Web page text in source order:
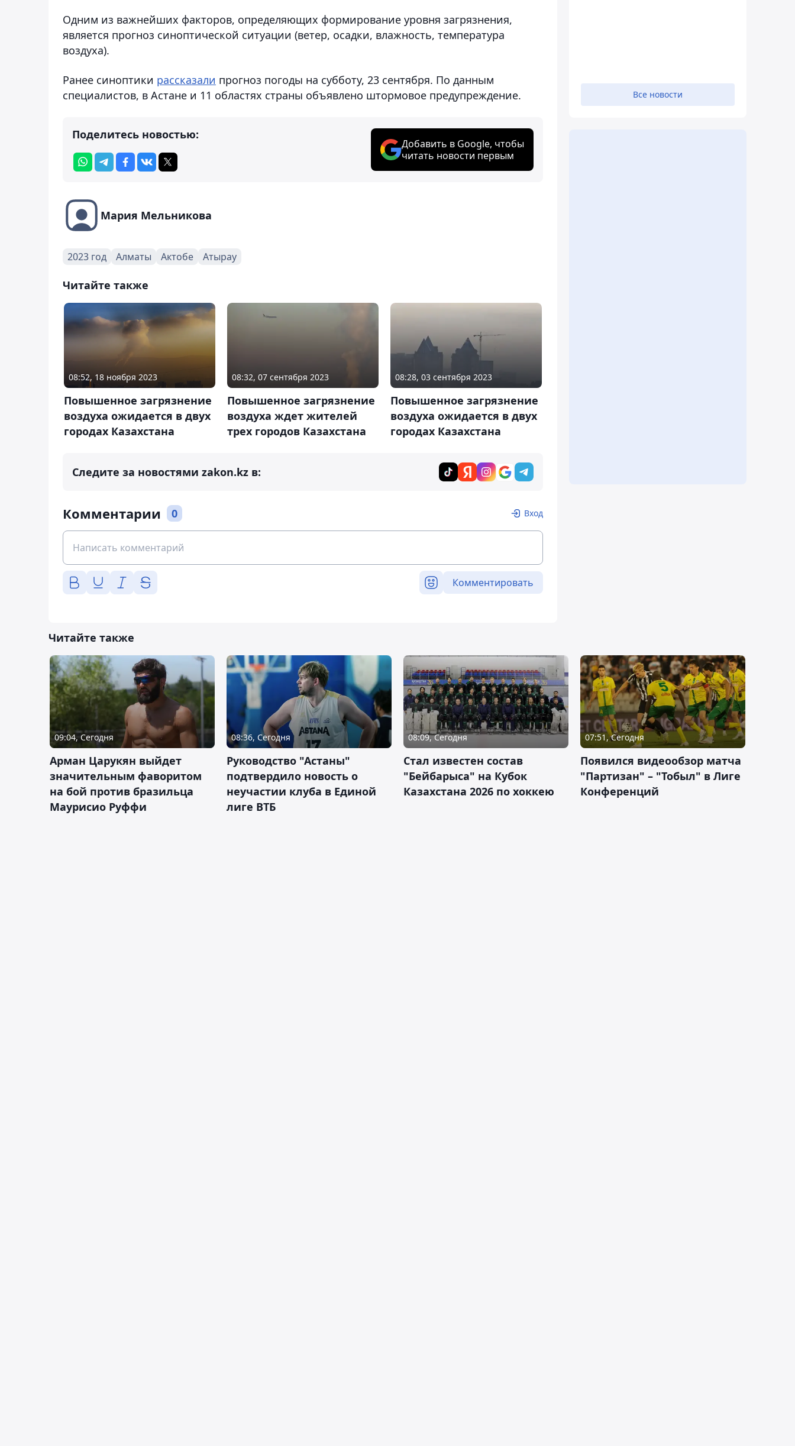
Одним из важнейших факторов, определяющих формирование уровня загрязнения,
является прогноз синоптической ситуации (ветер, осадки, влажность, температура
воздуха).
Ранее синоптики рассказали прогноз погоды на субботу, 23 сентября. По данным
специалистов, в Астане и 11 областях страны объявлено штормовое предупреждение.
Поделитесь новостью:
Добавить в Google, чтобы
читать новости первым
Мария Мельникова
2023 год Алматы Актобе Атырау
Читайте также
08:52, 18 ноября 2023
Повышенное загрязнение
воздуха ожидается в двух
городах Казахстана
08:32, 07 сентября 2023
Повышенное загрязнение
воздуха ждет жителей
трех городов Казахстана
08:28, 03 сентября 2023
Повышенное загрязнение
воздуха ожидается в двух
городах Казахстана
Следите за новостями zakon.kz в:
Комментарии 0 Вход
Комментировать
Все новости
Читайте также
09:04, Сегодня
Арман Царукян выйдет
значительным фаворитом
на бой против бразильца
Маурисио Руффи
08:36, Сегодня
Руководство "Астаны"
подтвердило новость о
неучастии клуба в Единой
лиге ВТБ
08:09, Сегодня
Стал известен состав
"Бейбарыса" на Кубок
Казахстана 2026 по хоккею
07:51, Сегодня
Появился видеообзор матча
"Партизан" – "Тобыл" в Лиге
Конференций